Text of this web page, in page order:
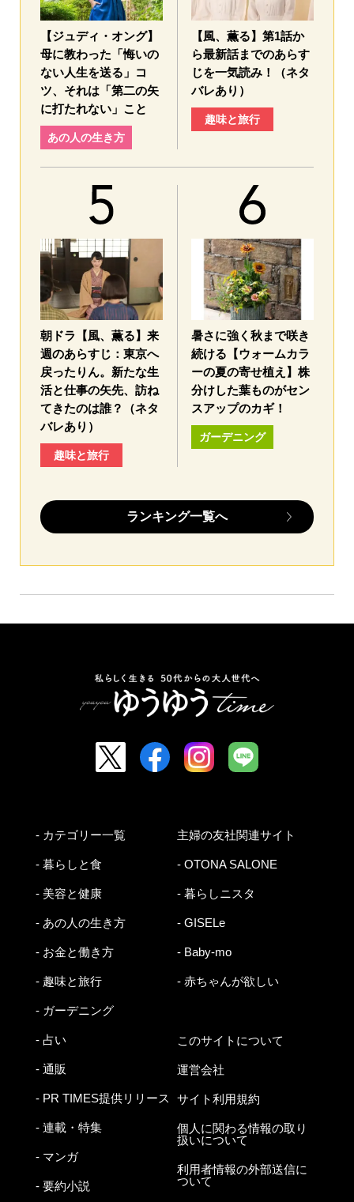
【ジュディ・オング】
母に教わった「悔いの
ない人生を送る」コ
ツ、それは「第二の矢
に打たれない」こと
あの人の生き方
【風、薫る】第1話か
ら最新話までのあらす
じを一気読み！（ネタ
バレあり）
趣味と旅行
朝ドラ【風、薫る】来
週のあらすじ：東京へ
戻ったりん。新たな生
活と仕事の矢先、訪ね
てきたのは誰？（ネタ
バレあり）
趣味と旅行
暑さに強く秋まで咲き
続ける【ウォームカラ
ーの夏の寄せ植え】株
分けした葉ものがセン
スアップのカギ！
ガーデニング
ランキング一覧へ
- カテゴリー一覧
- 暮らしと食
- 美容と健康
- あの人の生き方
- お金と働き方
- 趣味と旅行
- ガーデニング
- 占い
- 通販
- PR TIMES提供リリース
- 連載・特集
- マンガ
- 要約小説
主婦の友社関連サイト
- OTONA SALONE
- 暮らしニスタ
- GISELe
- Baby-mo
- 赤ちゃんが欲しい
このサイトについて
運営会社
サイト利用規約
個人に関わる情報の取り
扱いについて
利用者情報の外部送信に
ついて